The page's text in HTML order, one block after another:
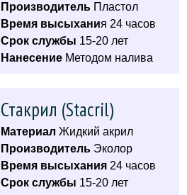
Производитель Пластол
Время высыхания 24 часов
Срок службы 15-20 лет
Нанесение Методом налива
Стакрил (Stacril)
Материал Жидкий акрил
Производитель Эколор
Время высыхания 24 часов
Срок службы 15-20 лет